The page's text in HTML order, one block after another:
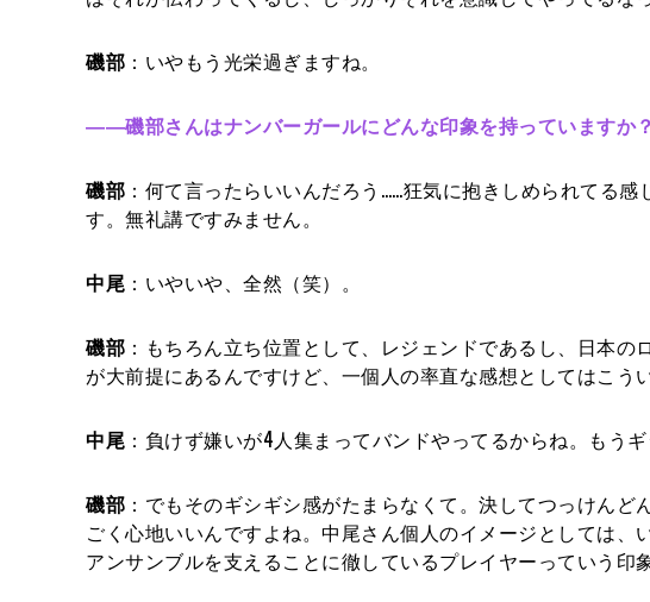
磯部 ：いやもう光栄過ぎますね。
――磯部さんはナンバーガールにどんな印象を持っていますか？
磯部 ：何て言ったらいいんだろう……狂気に抱きしめられてる
す。無礼講ですみません。
中尾 ：いやいや、全然（笑）。
磯部 ：もちろん立ち位置として、レジェンドであるし、日本
が大前提にあるんですけど、一個人の率直な感想としてはこう
中尾 ：負けず嫌いが4人集まってバンドやってるからね。もうギ
磯部 ：でもそのギシギシ感がたまらなくて。決してつっけん
ごく心地いいんですよね。中尾さん個人のイメージとしては
アンサンブルを支えることに徹しているプレイヤーっていう印